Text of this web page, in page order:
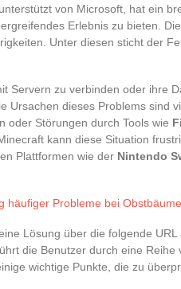
von Microsoft, hat ein
Erlebnis zu bieten.
Unter diesen sticht der
Servern zu verbinden oder ihre
Ursachen dieses Problems sind
oder Störungen durch Tools wie
kann diese Situation
Plattformen wie der Nintendo
häufiger Probleme bei
Lösung über die folgende URL
die Benutzer durch eine Reihe
wichtige Punkte, die zu